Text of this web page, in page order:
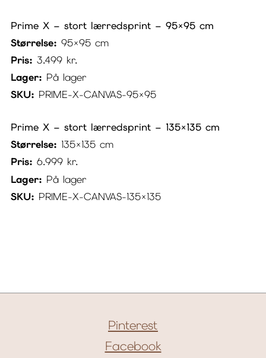
Prime X – stort lærredsprint – 95×95 cm
Størrelse: 95×95 cm
Pris: 3.499 kr.
Lager: På lager
SKU: PRIME-X-CANVAS-95×95
Prime X – stort lærredsprint – 135×135 cm
Størrelse: 135×135 cm
Pris: 6.999 kr.
Lager: På lager
SKU: PRIME-X-CANVAS-135×135
Pinterest
Facebook